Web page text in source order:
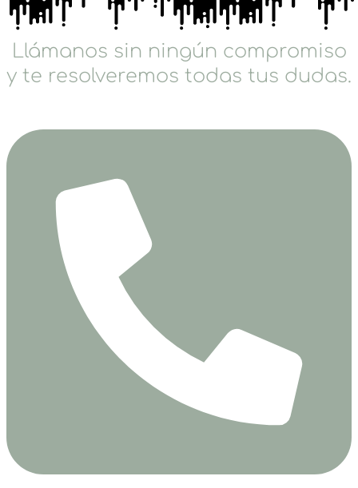
Llámanos sin ningún compromiso
y te resolveremos todas tus dudas.